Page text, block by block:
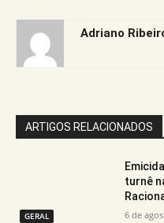
Adriano
ARTIGOS RELACIONADOS
GERAL
turnê
6 de